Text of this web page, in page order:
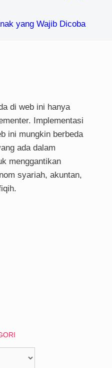
yang Wajib Dicoba
di web ini hanya
Implementasi
ini mungkin berbeda
ada dalam
menggantikan
syariah, akuntan,